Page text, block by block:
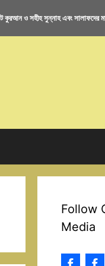
কুরআন ও সহীহ সুন্নাহ এবং সালাফদের
Follow
Media